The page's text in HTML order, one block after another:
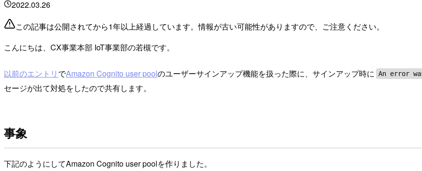
2022.03.26
この記事は公開されてから1年以上経過しています。情報が古い可能性がありますので、ご注意ください。
こんにちは、CX事業本部 IoT事業部の若槻です。
以前のエントリ でAmazon Cognito user poolのユーザーサインアップ機能を扱った際に、サインアップ時に An error
セージが出て対処をしたので共有します。
事象
下記のようにしてAmazon Cognito user poolを作りました。